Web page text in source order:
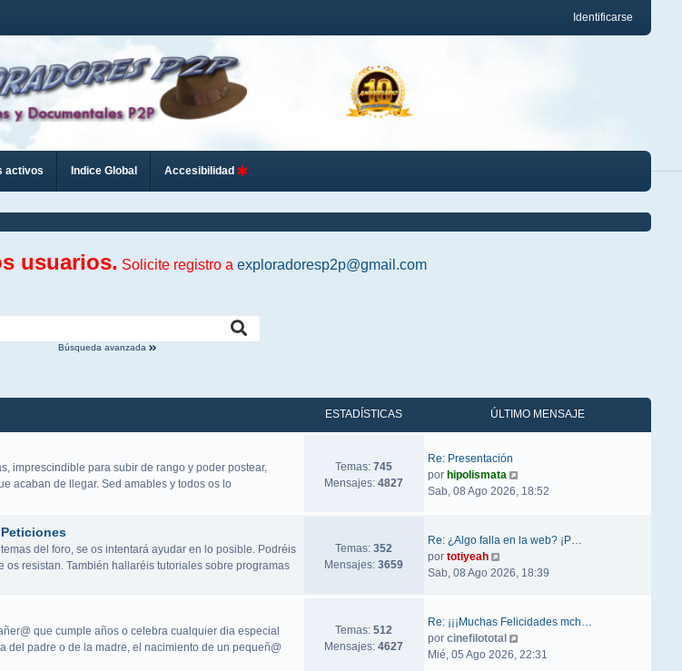
Identificarse
activos Indice Global Accesibilidad
usuarios. Solicite registro a exploradoresp2p@gmail.com
Búsqueda avanzada
ESTADÍSTICAS ÚLTIMO MENSAJE
imprescindible para subir de rango y poder postear,
acaban de llegar. Sed amables y todos os lo
Temas: 745
Mensajes: 4827
Re: Presentación
por hipolismata
Sab, 08 Ago 2026, 18:52
del foro, se os intentará ayudar en lo posible. Podréis
os resistan. También hallaréis tutoriales sobre programas
Temas: 352
Mensajes: 3659
Re: ¿Algo falla en la web? ¡P…
por totiyeah
Sab, 08 Ago 2026, 18:39
que cumple años o celebra cualquier dia especial
del padre o de la madre, el nacimiento de un pequeñ@
Temas: 512
Mensajes: 4627
Re: ¡¡¡Muchas Felicidades mch…
por cinefilototal
Mié, 05 Ago 2026, 22:31